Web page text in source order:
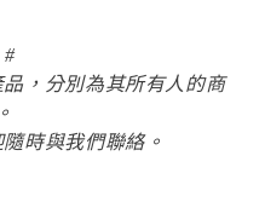
#
，分別為其所有人的商
時與我們聯絡。